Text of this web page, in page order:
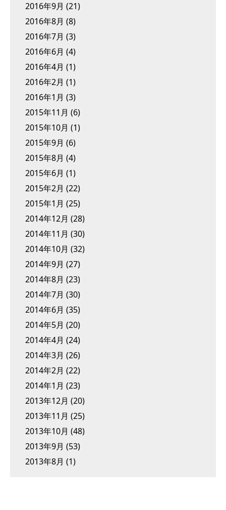
2016年9月 (21)
2016年8月 (8)
2016年7月 (3)
2016年6月 (4)
2016年4月 (1)
2016年2月 (1)
2016年1月 (3)
2015年11月 (6)
2015年10月 (1)
2015年9月 (6)
2015年8月 (4)
2015年6月 (1)
2015年2月 (22)
2015年1月 (25)
2014年12月 (28)
2014年11月 (30)
2014年10月 (32)
2014年9月 (27)
2014年8月 (23)
2014年7月 (30)
2014年6月 (35)
2014年5月 (20)
2014年4月 (24)
2014年3月 (26)
2014年2月 (22)
2014年1月 (23)
2013年12月 (20)
2013年11月 (25)
2013年10月 (48)
2013年9月 (53)
2013年8月 (1)